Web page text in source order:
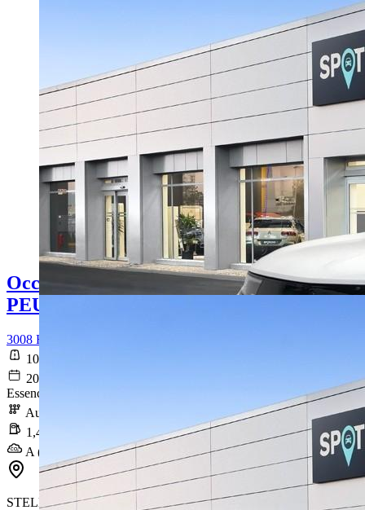
Occasion
PEUGEOT 3008
3008 Hybrid 225 e-EAT8 Allure
101 713 km
2021-07-07
Essence / Courant électrique
Automatique
1,4 l/100km
A (31 g/km)
STELLANTIS &YOU LYON VAISE